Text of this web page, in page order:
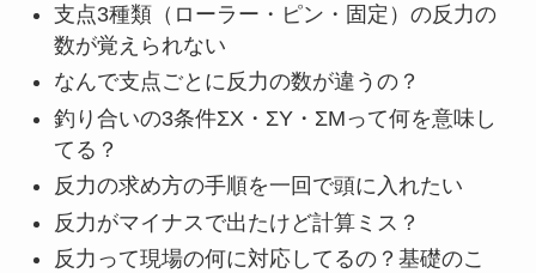
支点3種類（ローラー・ピン・固定）の反力の
数が覚えられない
なんで支点ごとに反力の数が違うの？
釣り合いの3条件ΣX・ΣY・ΣMって何を意味し
てる？
反力の求め方の手順を一回で頭に入れたい
反力がマイナスで出たけど計算ミス？
反力って現場の何に対応してるの？基礎のこ